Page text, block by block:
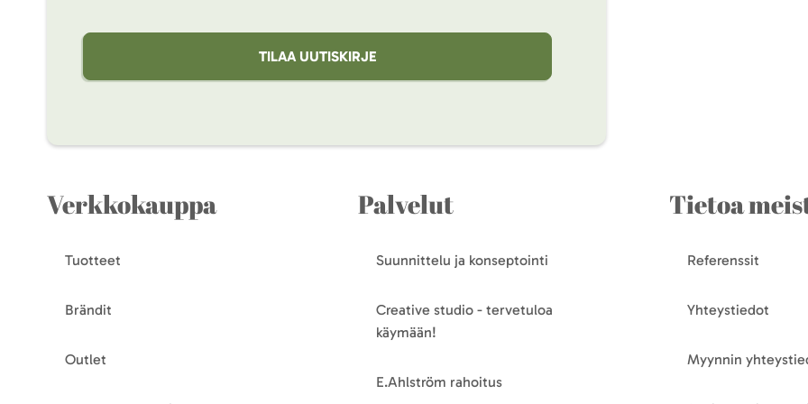
TILAA UUTISKIRJE
Verkkokauppa
Tuotteet
Brändit
Outlet
Palvelut
Suunnittelu ja konseptointi
Creative studio - tervetuloa
käymään!
E.Ahlström rahoitus
Tietoa
Referenssit
Yhteystiedot
Myynnin